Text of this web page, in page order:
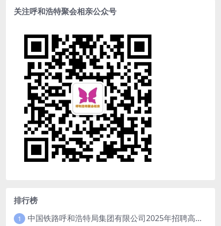
关注呼和浩特聚会相亲公众号
排行榜
1 中国铁路呼和浩特局集团有限公司2025年招聘高校毕业生公告（1月15日截止）